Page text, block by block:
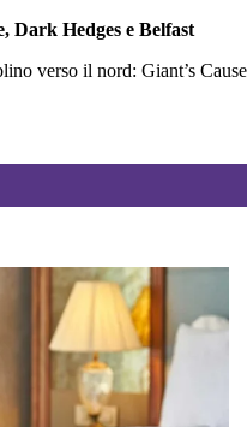
Dark Hedges e Belfast
verso il nord: Giant’s